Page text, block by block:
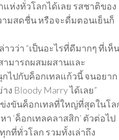
ห่งทั่วโลกได้เลย รสชาติของ
มสดชื่น หรือจะดื่มตอนเย็นก็
วว่า “เป็นอะไรที่ดีมากๆ ที่เห็น
ามารถผสมผสานและ
ไปกับค็อกเทลแก้วนี้ จนอยาก
Bloody Marry ได้เลย”
ข่งขันค็อกเทลที่ใหญ่ที่สุดในโล
‘ค็อกเทลคลาสสิก’ ตัวต่อไป
ที่ทั่วโลก รวมทั้งเล่าถึง